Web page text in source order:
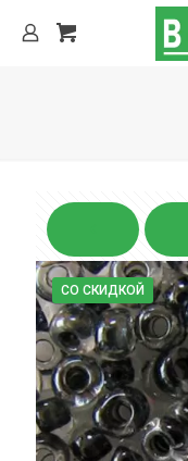
СО СКИДКОЙ